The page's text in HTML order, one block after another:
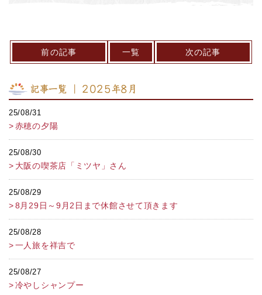
前の記事 一覧 次の記事
記事一覧 ｜ 2025年8月
25/08/31
赤穂の夕陽
25/08/30
大阪の喫茶店「ミツヤ」さん
25/08/29
8月29日～9月2日まで休館させて頂きます
25/08/28
一人旅を祥吉で
25/08/27
冷やしシャンプー